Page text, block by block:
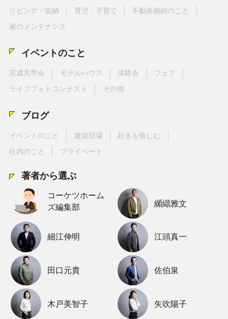
リビング・収納
育児・子育て
不動産相続のこと
家のメンテナンス
イベントのこと
完成見学会 モデルハウス 体験会
フェア
ライフフォトコンテスト
その他
ブログ
イベントのこと 建築現場
好きを愉しむ
社内のこと
プライベート
著者から選ぶ
コーケツホーム
ズ編集部
纐纈雅文
細江伸明 江頭真一
田口元貴 佐伯泉
木戸美智子 矢吹陽子